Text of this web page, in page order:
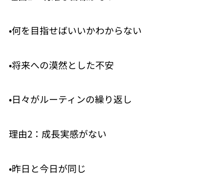
•何を目指せばいいかわからない
•将来への漠然とした不安
•日々がルーティンの繰り返し
理由2：成長実感がない
•昨日と今日が同じ